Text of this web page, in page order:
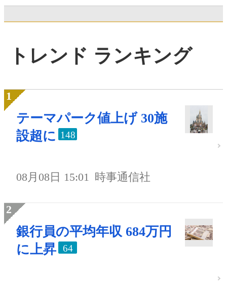
トレンド ランキング
テーマパーク値上げ 30施
設超に 148
08月08日 15:01 時事通信社
銀行員の平均年収 684万円
に上昇
64